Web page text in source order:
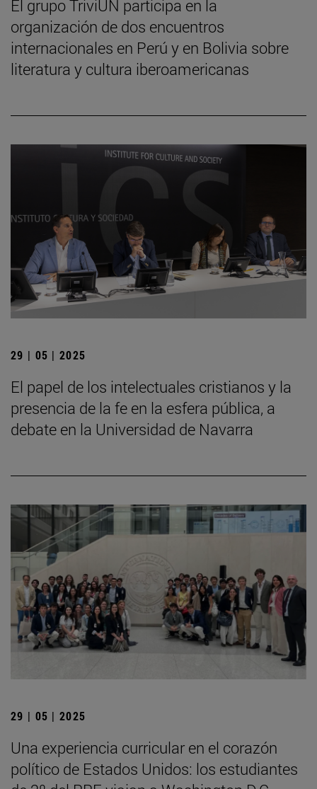
El grupo TriviUN participa en la
organización de dos encuentros
internacionales en Perú y en Bolivia sobre
literatura y cultura iberoamericanas
29 | 05 | 2025
El papel de los intelectuales cristianos y la
presencia de la fe en la esfera pública, a
debate en la Universidad de Navarra
29 | 05 | 2025
Una experiencia curricular en el corazón
político de Estados Unidos: los estudiantes